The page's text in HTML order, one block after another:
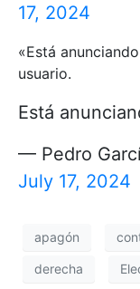
17, 2024
«Está
usuario.
Está
— Pedro
July 17, 2024
apagón
derecha